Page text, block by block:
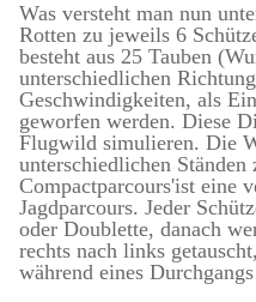
Was versteht man nun
Rotten zu jeweils 6
besteht aus 25 Tauben
unterschiedlichen
Geschwindigkeiten, als
geworfen werden. Diese
Flugwild simulieren. Die
unterschiedlichen Ständen
Compactparcours'ist eine
Jagdparcours. Jeder
oder Doublette, danach
rechts nach links
während eines